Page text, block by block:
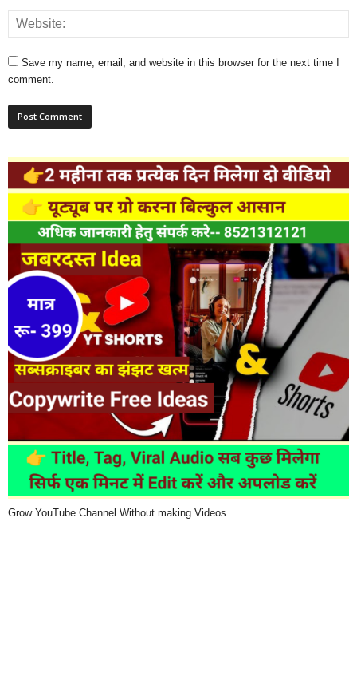
Save my name, email, and website in this browser for the next time I
comment.
Grow YouTube Channel Without making Videos